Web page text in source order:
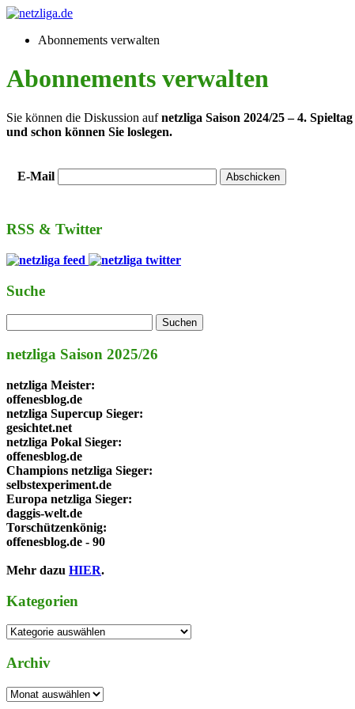
Abonnements verwalten
Abonnements verwalten
Sie können die Diskussion aufnetzliga Saison 2024/25 – 4. Spieltag
und schon können Sie loslegen.
E-Mail
RSS & Twitter
Suche
netzliga Saison 2025/26
netzliga Meister:
offenesblog.de
netzliga Supercup Sieger:
gesichtet.net
netzliga Pokal Sieger:
offenesblog.de
Champions netzliga Sieger:
selbstexperiment.de
Europa netzliga Sieger:
daggis-welt.de
Torschützenkönig:
offenesblog.de - 90
Mehr dazu HIER.
Kategorien
Kategorien
Archiv
Archiv